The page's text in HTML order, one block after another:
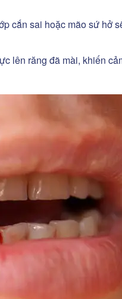
cắn sai hoặc mão sứ hở
lên răng đã mài, khiến